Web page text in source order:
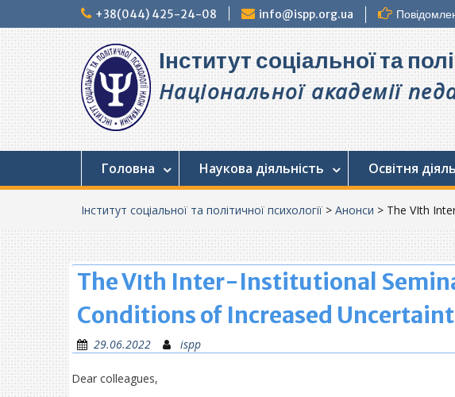
до
+38(044) 425-24-08 info@ispp.org.ua
Інститут соціальної та
Національної академії
Головна Наукова діяльність Освітня
Інститут соціальної та політичної психології > Анонси > The VІth
The VІth Inter-Institutional
Conditions of Increased
29.06.2022 ispp
Dear colleagues,